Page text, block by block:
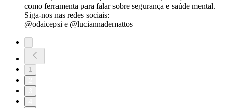
como ferramenta para falar sobre segurança e saúde mental.
Siga-nos nas redes sociais:
@odaicepsi e @luciannademattos
1